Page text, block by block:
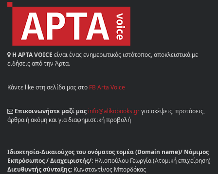
Η ΑΡΤΑ VOICE είναι ένας ενημερωτικός ιστότοπος, αποκλειστικά με
ειδήσεις από την Άρτα.
Κάντε like στη σελίδα μας στο FB Arta Voice
Επικοινωνήστε μαζί μας info@alikobooks.grγια σκέψεις, προτάσεις,
άρθρα ή ακόμη και για διαφημιστική προβολή
Ιδιοκτησία-Δικαιούχος του ονόματος τομέα (Domain name)/ Νόμιμος
Εκπρόσωπος / Διαχειριστής/: Ηλιοπούλου Γεωργία (Ατομική επιχείρηση)
Διευθυντής σύνταξης: Κωνσταντίνος Μπορδόκας